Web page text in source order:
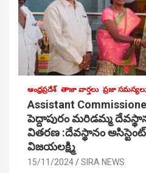
ఆంధ్రప్రదేశ్ తాజా వార్తలు ప్రజా
Assistant
పెద్దాపురం మరిడమ్మ
వితరణ :దేవస్థానం
విజయలక్ష్మి
15/11/2024 SIRA NEWS